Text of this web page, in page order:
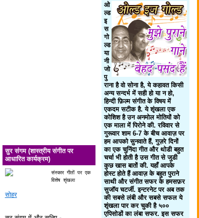
सुर संगम (शास्त्रीय संगीत पर
आधारित कार्यक्रम)
संस्कार गीतों पर एक
विशेष शृंखला
सोहर
ओ
ल्ड
इ
स
गो
ल्ड
या
नी
जो
पु
राना है वो सोना है, ये कहावत किसी
अन्य सन्दर्भ में सही हो या न हो,
हिन्दी फ़िल्म संगीत के विषय में
एकदम सटीक है. ये शृंखला एक
कोशिश है उन अनमोल मोतियों को
एक माला में पिरोने की. रविवार से
गुरूवार शाम 6-7 के बीच आवाज़ पर
हम आपको सुनवाते हैं, गुज़रे दिनों
का एक चुनिंदा गीत और थोडी बहुत
चर्चा भी होती है उस गीत से जुडी
कुछ खास बातों की. यहाँ आपके
होस्ट होते हैं आवाज़ के बहुत पुराने
साथी और संगीत सफर के हमसफ़र
सुजॉय चटर्जी. इन्टरनेट पर अब तक
की सबसे लंबी और सबसे सफल ये
शृंखला पार कर चुकी है ५००
एपिसोडों का लंबा सफर. इस सफर